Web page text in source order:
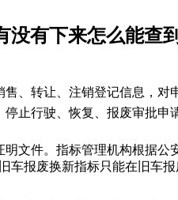
没有下来怎么能查
、转让、注销登记信息，对
止行驶、恢复、报废审批
文件。指标管理机构根据
报废换新指标只能在旧车报